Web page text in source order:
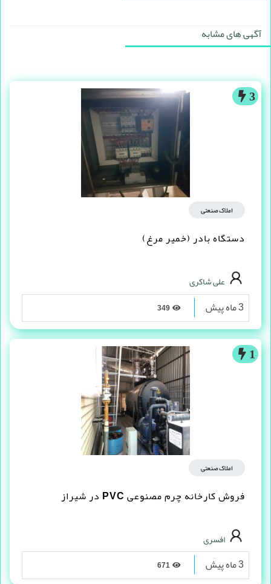
آگهی های مشابه
3
املاک صنعتی
دستگاه بادر (خمیر مرغ)
علی شاکری
3 ماه پیش
1
املاک صنعتی
فروش کارخانه چرم مصنوعى PVC در شیراز
افسری
3 ماه پیش